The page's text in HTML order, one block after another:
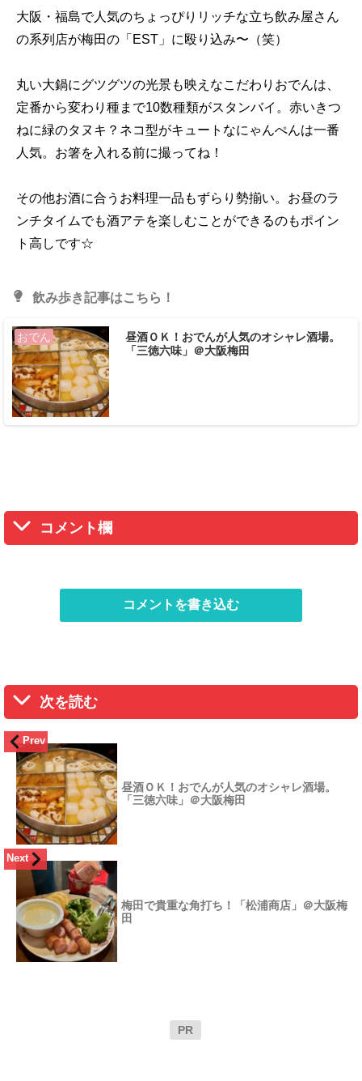
大阪・福島で人気のちょっぴりリッチな立ち飲み屋さん
の系列店が梅田の「EST」に殴り込み〜（笑）
丸い大鍋にグツグツの光景も映えなこだわりおでんは、
定番から変わり種まで10数種類がスタンバイ。赤いきつ
ねに緑のタヌキ？ネコ型がキュートなにゃんぺんは一番
人気。お箸を入れる前に撮ってね！
その他お酒に合うお料理一品もずらり勢揃い。お昼のラ
ンチタイムでも酒アテを楽しむことができるのもポイン
ト高しです☆
飲み歩き記事はこちら！
おでん
昼酒ＯＫ！おでんが人気のオシャレ酒場。
「三徳六味」＠大阪梅田
コメント欄
コメントを書き込む
次を読む
Prev
昼酒ＯＫ！おでんが人気のオシャレ酒場。
「三徳六味」＠大阪梅田
Next
梅田で貴重な角打ち！「松浦商店」＠大阪梅
田
PR